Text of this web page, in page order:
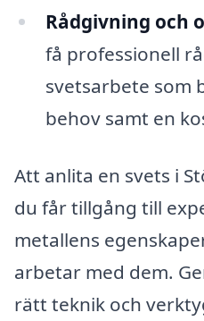
Rådgivning och
få professionell
svetsarbete som
behov samt en
Att anlita en svets i
du får tillgång till
metallens
arbetar med dem.
rätt teknik och